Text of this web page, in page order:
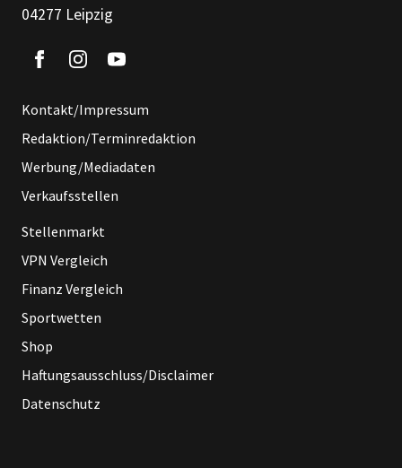
04277 Leipzig
Kontakt/Impressum
Redaktion/Terminredaktion
Werbung/Mediadaten
Verkaufsstellen
Stellenmarkt
VPN Vergleich
Finanz Vergleich
Sportwetten
Shop
Haftungsausschluss/Disclaimer
Datenschutz